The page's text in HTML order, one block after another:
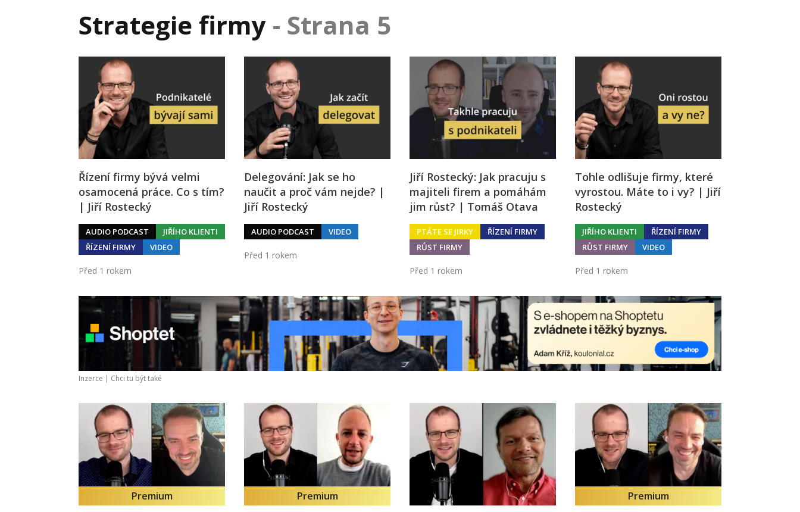
Interim management
Konkurenceschopnost firmy
Krizové řízení firmy
Management firmy
Projektové řízení
Předání firmy nástupci
Restrukturalizace podniku
Řízení firmy
Zaměstnanecké akcie
Ziskovost firmy
Já v médiích
Strategie firmy - Strana 5
Řízení firmy bývá velmi
osamocená práce. Co s tím?
| Jiří Rostecký
AUDIO PODCAST
JIŘÍHO KLIENTI
ŘÍZENÍ FIRMY
VIDEO
Před 1 rokem
Delegování: Jak se ho
naučit a proč vám nejde? |
Jiří Rostecký
AUDIO PODCAST VIDEO
Před 1 rokem
Jiří Rostecký: Jak pracuju s
majiteli firem a pomáhám
jim růst? | Tomáš Otava
PTÁTE SE JIRKY
ŘÍZENÍ FIRMY
RŮST FIRMY
Před 1 rokem
Tohle odlišuje firmy, které
vyrostou. Máte to i vy? | Jiří
Rostecký
JIŘÍHO KLIENTI
ŘÍZENÍ FIRMY
RŮST FIRMY
VIDEO
Před 1 rokem
Inzerce | Chci tu být také
Premium Premium Premium